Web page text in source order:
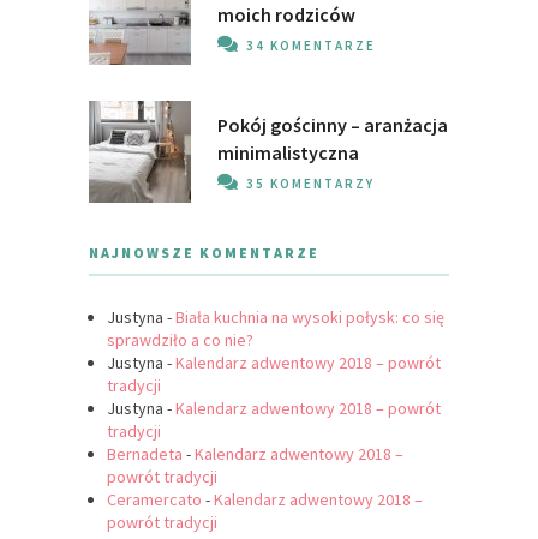
moich rodziców
34 KOMENTARZE
Pokój gościnny – aranżacja
minimalistyczna
35 KOMENTARZY
NAJNOWSZE KOMENTARZE
Justyna -Biała kuchnia na wysoki połysk: co się
sprawdziło a co nie?
Justyna -Kalendarz adwentowy 2018 – powrót
tradycji
Justyna -Kalendarz adwentowy 2018 – powrót
tradycji
Bernadeta -Kalendarz adwentowy 2018 –
powrót tradycji
Ceramercato -Kalendarz adwentowy 2018 –
powrót tradycji